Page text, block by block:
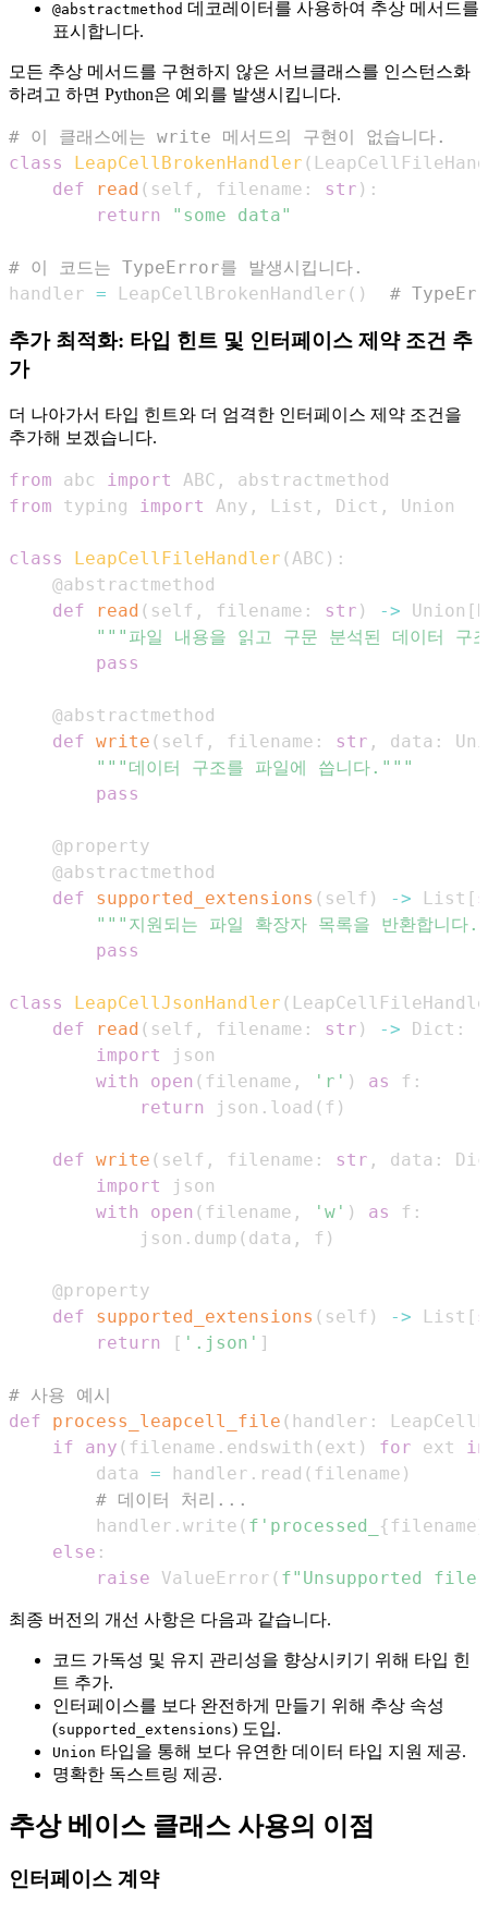
@abstractmethod 데코레이터를 사용하여 추상 메서드를
표시합니다.
모든 추상 메서드를 구현하지 않은 서브클래스를 인스턴스화
하려고 하면 Python은 예외를 발생시킵니다.
# 이 클래스에는 write 메서드의 구현이 없습니다.
class
LeapCellBrokenHandler (
def
read ( self , filename : str ) :
return
"some data"
# 이 코드는 TypeError를 발생시킵니다.
handler = LeapCellBrokenHandler ( ) #
추가 최적화: 타입 힌트 및 인터페이스 제약 조건 추
가
더 나아가서 타입 힌트와 더 엄격한 인터페이스 제약 조건을
추가해 보겠습니다.
from abc import ABC ,
from typing import Any , List , Dict ,
class LeapCellFileHandler (ABC ) :
@abstractmethod
def
read ( self , filename : str ) -> Union [
"""파일 내용을 읽고 구문 분석된 데이터 구
pass
@abstractmethod
def write ( self , filename : str , data :
"""데이터 구조를 파일에 씁니다."""
pass
@property
@abstractmethod
def
supported_extensions ( self ) -> List [
"""지원되는 파일 확장자 목록을 반환합니
pass
class LeapCellJsonHandler (
def
read ( self , filename : str ) -> Dict :
import
with
open ( filename , 'r' ) as f :
return
json . load ( f )
def write ( self , filename : str , data :
import
with
open ( filename , 'w' ) as f :
            json
. dump ( data , f )
@property
def
supported_extensions ( self ) -> List [
return
[ '.json' ]
# 사용 예시
def
process_leapcell_file ( handler :
if
any ( filename . endswith ( ext ) for ext in
        data
= handler . read ( filename )
# 데이터 처리...
        handler
. write ( f'processed_ {filename
else :
raise ValueError ( f"Unsupported
최종 버전의 개선 사항은 다음과 같습니다.
코드 가독성 및 유지 관리성을 향상시키기 위해 타입 힌
트 추가.
인터페이스를 보다 완전하게 만들기 위해 추상 속성
(supported_extensions) 도입.
Union 타입을 통해 보다 유연한 데이터 타입 지원 제공.
명확한 독스트링 제공.
추상 베이스 클래스 사용의 이점
인터페이스 계약